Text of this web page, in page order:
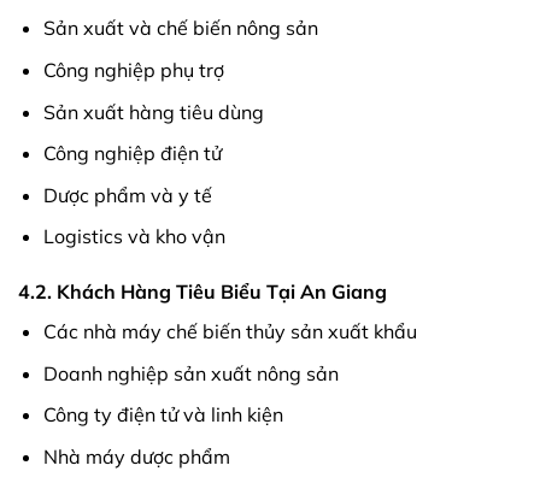
Sản xuất và chế biến nông sản
Công nghiệp phụ trợ
Sản xuất hàng tiêu dùng
Công nghiệp điện tử
Dược phẩm và y tế
Logistics và kho vận
4.2. Khách Hàng Tiêu Biểu Tại An Giang
Các nhà máy chế biến thủy sản xuất khẩu
Doanh nghiệp sản xuất nông sản
Công ty điện tử và linh kiện
Nhà máy dược phẩm